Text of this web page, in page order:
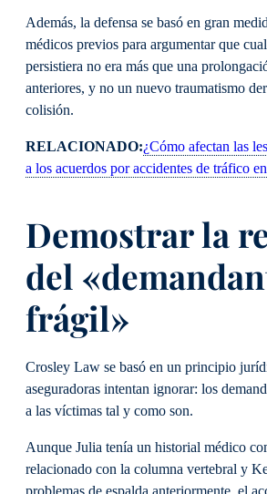
Además, la defensa se basó en gran
médicos previos para argumentar que
persistiera no era más que una
anteriores, y no un nuevo traumatismo
colisión.
RELACIONADO:¿Cómo afectan las
a los acuerdos por accidentes de tráfico
Demostrar la
del
frágil»
Crosley Law se basó en un principio
aseguradoras intentan ignorar: los
a las víctimas tal y como son.
Aunque Julia tenía un historial médico
relacionado con la columna vertebral y